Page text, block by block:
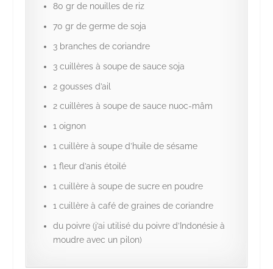
80 gr de nouilles de riz
70 gr de germe de soja
3 branches de coriandre
3 cuillères à soupe de sauce soja
2 gousses d’ail
2 cuillères à soupe de sauce nuoc-mâm
1 oignon
1 cuillère à soupe d’huile de sésame
1 fleur d’anis étoilé
1 cuillère à soupe de sucre en poudre
1 cuillère à café de graines de coriandre
du poivre (j’ai utilisé du poivre d’Indonésie à
moudre avec un pilon)